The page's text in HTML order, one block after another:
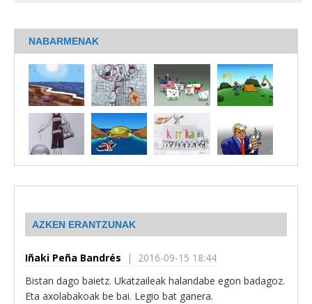
NABARMENAK
AZKEN ERANTZUNAK
Iñaki Peña Bandrés | 2016-09-15 18:44
Bistan dago baietz. Ukatzaileak halandabe egon badagoz.
Eta axolabakoak be bai. Legio bat ganera.